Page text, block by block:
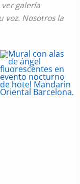
galería
voz. Nosotros la